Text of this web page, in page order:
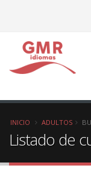
INICIO ADULTOS
Listado de